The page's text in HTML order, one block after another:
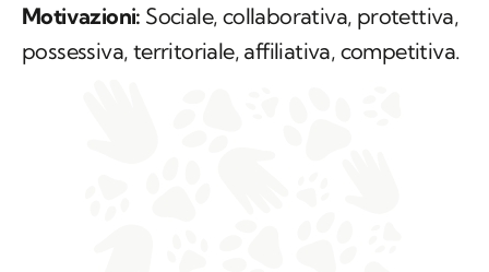
Motivazioni: Sociale, collaborativa, protettiva,
possessiva, territoriale, affiliativa, competitiva.